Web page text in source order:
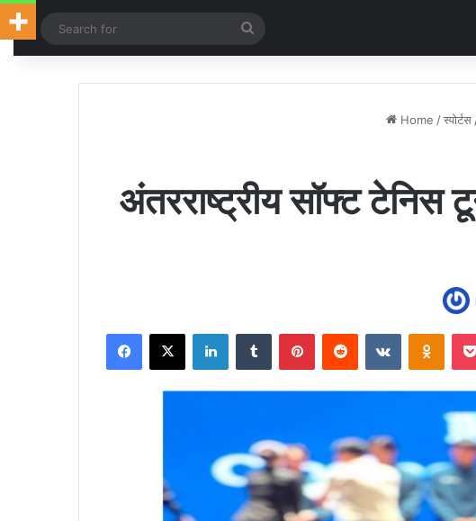
Random Article
for
Home /स्पोर्टस
अंतरराष्ट्रीय सॉफ्ट टेनिस
Facebook
X LinkedInTumblr PinterestReddit VKontakte